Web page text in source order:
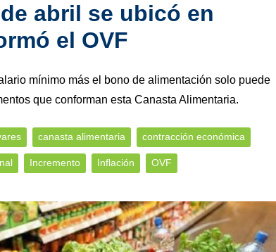
abril se ubicó en
el OVF
mínimo más el bono de alimentación solo puede
que conforman esta Canasta Alimentaria.
canasta alimentaria contracción económica
Incremento Inflación OVF